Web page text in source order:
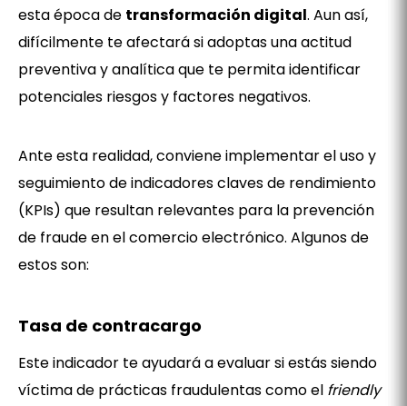
esta época de transformación digital. Aun así,
difícilmente te afectará si adoptas una actitud
preventiva y analítica que te permita identificar
potenciales riesgos y factores negativos.
Ante esta realidad, conviene implementar el uso y
seguimiento de indicadores claves de rendimiento
(KPIs) que resultan relevantes para la prevención
de fraude en el comercio electrónico. Algunos de
estos son:
Tasa de contracargo
Este indicador te ayudará a evaluar si estás siendo
víctima de prácticas fraudulentas como el friendly